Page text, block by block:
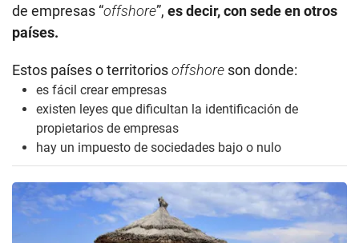
de empresas “offshore”, es decir, con sede en otros
países.
Estos países o territoriosoffshore son donde:
es fácil crear empresas
existen leyes que dificultan la identificación de
propietarios de empresas
hay un impuesto de sociedades bajo o nulo